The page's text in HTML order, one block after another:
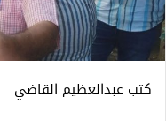
كتب عبدالعظيم القاضي